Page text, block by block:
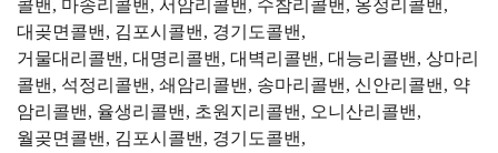
콜밴, 마송리콜밴, 서암리콜밴, 수참리콜밴, 옹정리콜밴,
대곶면콜밴, 김포시콜밴, 경기도콜밴,
거물대리콜밴, 대명리콜밴, 대벽리콜밴, 대능리콜밴, 상마리
콜밴, 석정리콜밴, 쇄암리콜밴, 송마리콜밴, 신안리콜밴, 약
암리콜밴, 율생리콜밴, 초원지리콜밴, 오니산리콜밴,
월곶면콜밴, 김포시콜밴, 경기도콜밴,